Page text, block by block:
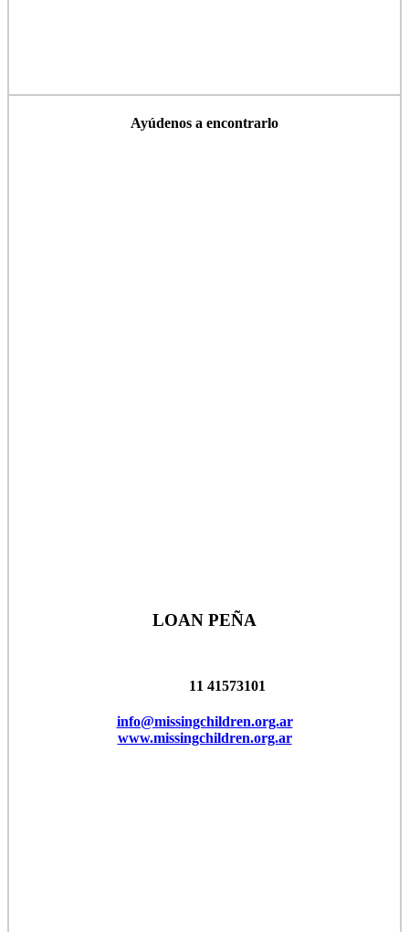
Ayúdenos a encontrarlo
LOAN PEÑA
11 41573101
info@missingchildren.org.ar
www.missingchildren.org.ar